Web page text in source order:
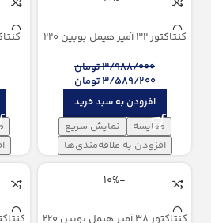
کنتاکتور 32 آمپر هيمل بوبین 220
3/988/000تومان
3/589/200تومان
افزودن به سبد خرید
مقایسه
نمایش سریع
افزودن به علاقه‌مندی‌ها
-10%
کنتاکتور 38 آمپر هيمل بوبین 220